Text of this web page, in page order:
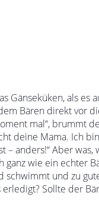
Gänseküken, als es
Bären direkt vor
mal“, brummt
deine Mama. Ich
– anders!“ Aber was,
ganz wie ein echter
schwimmt und zu
erledigt? Sollte der